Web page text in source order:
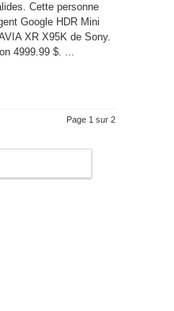
Cette personne
Google HDR Mini
XR X95K de Sony.
4999.99 $. ...
Page 1 sur 2